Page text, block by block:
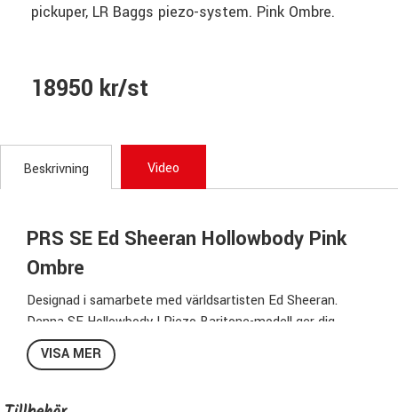
pickuper, LR Baggs piezo-system. Pink Ombre.
18950 kr/st
Beskrivning Video
PRS SE Ed Sheeran Hollowbody Pink
Ombre
Designad i samarbete med världsartisten Ed Sheeran.
Denna SE Hollowbody I Piezo Baritone-modell ger dig
värme, djup och ett dynamiskt omfång och ett helt nytt
ljudlandskap att jobba med– allt från fylliga akustiska
alla dess former.
VISA MER